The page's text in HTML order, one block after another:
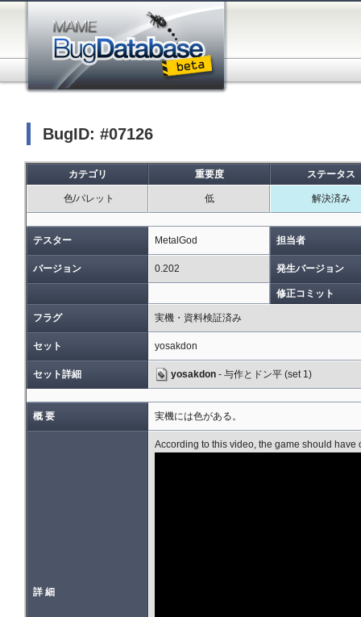
BugID: #07126
カテゴリ 重要度 ステータス
色/パレット 低 解決済み
テスター MetalGod 担当者
バージョン 0.202 発生バージョン
修正コミット
フラグ 実機・資料検証済み
セット yosakdon
セット詳細 yosakdon - 与作とドン平 (set 1)
概 要 実機には色がある。
詳 細
According to this video, the game should